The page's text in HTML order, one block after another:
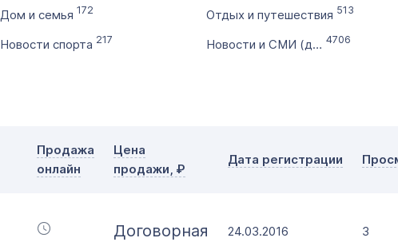
с
по
Количество
с
Без цифр
Дом и семья 172 Отдых и путешествия 513
Новости спорта 217 Новости и СМИ (другое) 4706
Продажа
онлайн
Цена
продажи, ₽
Дата регистрации
Договорная 24.03.2016 3